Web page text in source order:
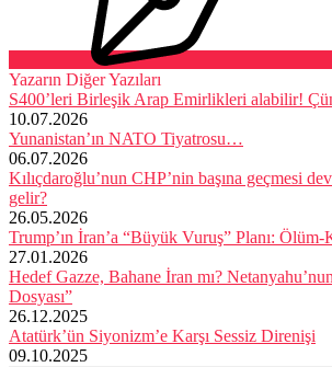
Yazarın Diğer Yazıları
S400’leri Birleşik Arap Emirlikleri alabilir!
10.07.2026
Yunanistan’ın NATO Tiyatrosu…
06.07.2026
Kılıçdaroğlu’nun CHP’nin başına geçmesi
gelir?
26.05.2026
Trump’ın İran’a “Büyük Vuruş” Planı: Ölüm-
27.01.2026
Hedef Gazze, Bahane İran mı?
Dosyası”
26.12.2025
Atatürk’ün Siyonizm’e Karşı Sessiz Direnişi
09.10.2025